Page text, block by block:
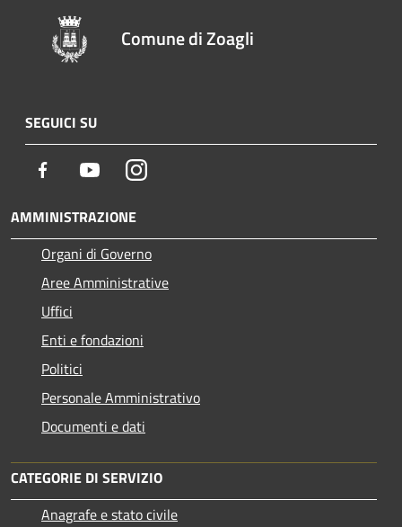
Comune di Zoagli
SEGUICI SU
Facebook YoutubeInstagram
AMMINISTRAZIONE
Organi di Governo
Aree Amministrative
Uffici
Enti e fondazioni
Politici
Personale Amministrativo
Documenti e dati
CATEGORIE DI SERVIZIO
Anagrafe e stato civile